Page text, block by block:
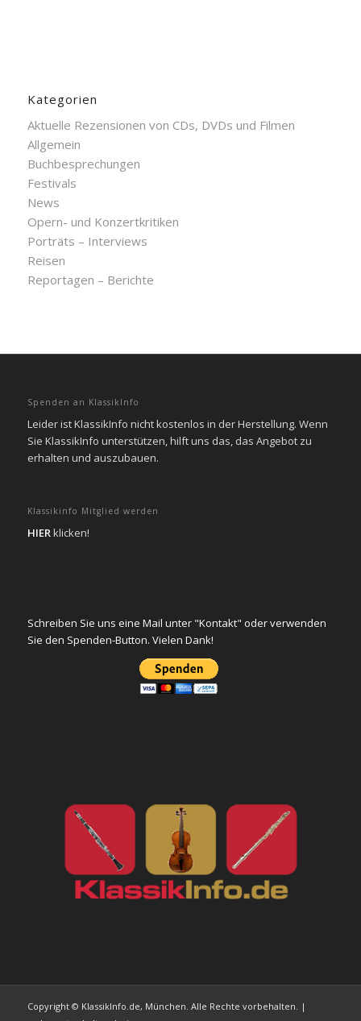
Kategorien
Aktuelle Rezensionen von CDs, DVDs und Filmen
Allgemein
Buchbesprechungen
Festivals
News
Opern- und Konzertkritiken
Porträts – Interviews
Reisen
Reportagen – Berichte
Spenden an KlassikInfo
Leider ist KlassikInfo nicht kostenlos in der Herstellung. Wenn
Sie KlassikInfo unterstützen, hilft uns das, das Angebot zu
erhalten und auszubauen.
Klassikinfo Mitglied werden
HIERklicken!
Schreiben Sie uns eine Mail unter "Kontakt" oder verwenden
Sie den Spenden-Button. Vielen Dank!
Copyright © KlassikInfo.de, München. Alle Rechte vorbehalten. |